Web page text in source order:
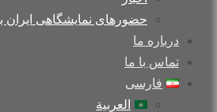
حضورهای نمایشگاهی ایران
درباره ما
تماس با ما
فارسی
العربية